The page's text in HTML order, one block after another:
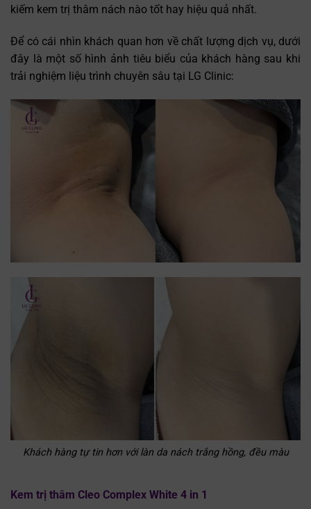
kiếm kem trị thâm nách nào tốt hay hiệu quả nhất.
Để có cái nhìn khách quan hơn về chất lượng dịch vụ, dưới
đây là một số hình ảnh tiêu biểu của khách hàng sau khi
trải nghiệm liệu trình chuyên sâu tại LG Clinic:
Khách hàng tự tin hơn với làn da nách trắng hồng, đều màu
Kem trị thâm Cleo Complex White 4 in 1